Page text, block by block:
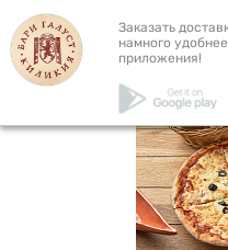
Заказать
намного
приложения!
Пицца с